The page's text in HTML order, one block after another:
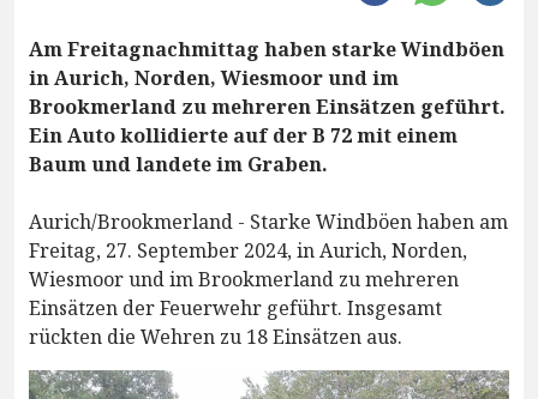
Am Freitagnachmittag haben starke Windböen
in Aurich, Norden, Wiesmoor und im
Brookmerland zu mehreren Einsätzen geführt.
Ein Auto kollidierte auf der B 72 mit einem
Baum und landete im Graben.
Aurich/Brookmerland - Starke Windböen haben am
Freitag, 27. September 2024, in Aurich, Norden,
Wiesmoor und im Brookmerland zu mehreren
Einsätzen der Feuerwehr geführt. Insgesamt
rückten die Wehren zu 18 Einsätzen aus.